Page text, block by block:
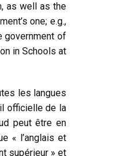
as well as the
one; e.g.,
government of
in Schools at
les langues
officielle de la
peut être en
« l’anglais et
supérieur » et